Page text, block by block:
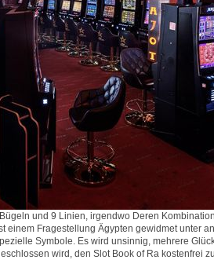
und 9 Linien, irgendwo Deren
einem Fragestellung Ägypten gewidmet unter
Symbole. Es wird unsinnig, mehrere
wird, den Slot Book of Ra kostenfrei